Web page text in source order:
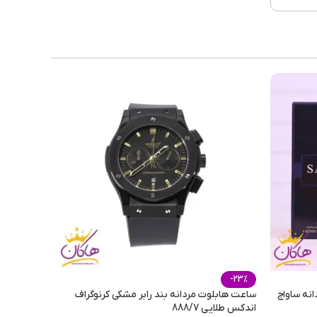
فریم
سنگ
ساواج
-23%
ساعت هابلوت مردانه بند رابر مشکی کرنوگراف
اندکس طلایی 888/7